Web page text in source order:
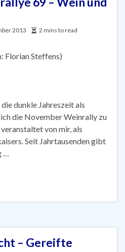
2013 2 mins to read
dunkle Jahreszeit als
die November Weinrally zu
veranstaltet von mir, als
Seit Jahrtausenden gibt
– Gereifte